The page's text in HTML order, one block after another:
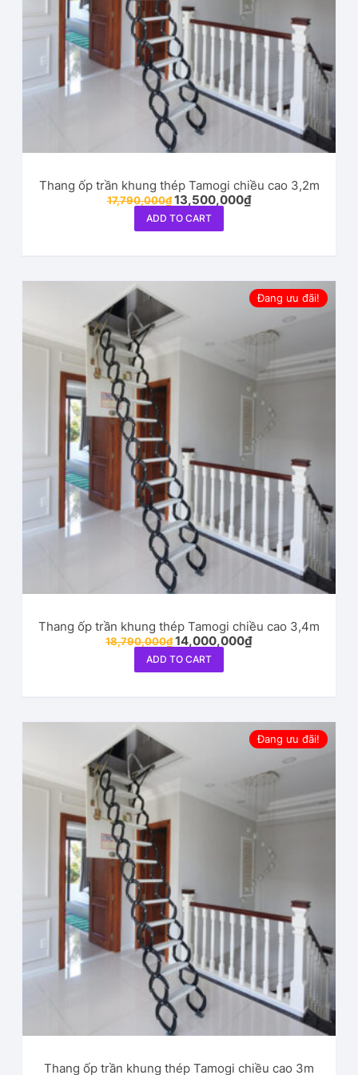
Thang ốp trần khung thép Tamogi chiều cao 3,2m
17,790,000₫ 13,500,000₫
ADD TO CART
Đang ưu đãi!
Thang ốp trần khung thép Tamogi chiều cao 3,4m
18,790,000₫14,000,000₫
ADD TO CART
Đang ưu đãi!
Thang ốp trần khung thép Tamogi chiều cao 3m